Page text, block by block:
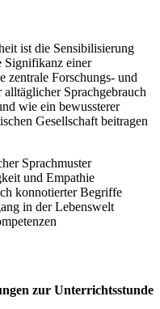
ist die Sensibilisierung
Signifikanz einer
zentrale Forschungs- und
Sprachgebrauch
wie ein bewussterer
Gesellschaft beitragen
Sprachmuster
und Empathie
konnotierter Begriffe
in der Lebenswelt
zur Unterrichtsstunde